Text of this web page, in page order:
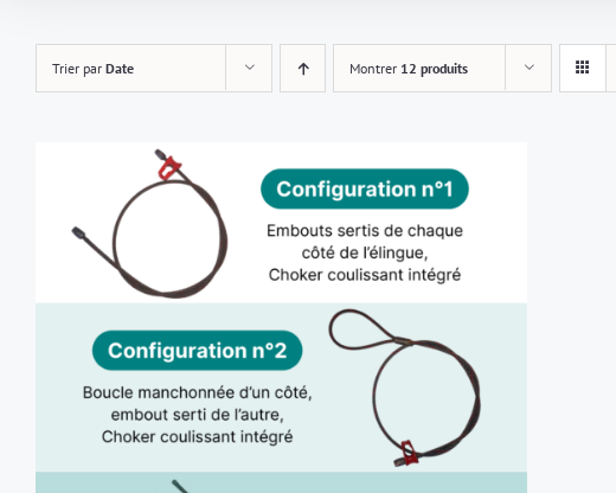
Trier par Date Montrer 12 produits
CHOIX DES OPTIONS
PRODUIT
PLUSIEURS
DÉTAILS